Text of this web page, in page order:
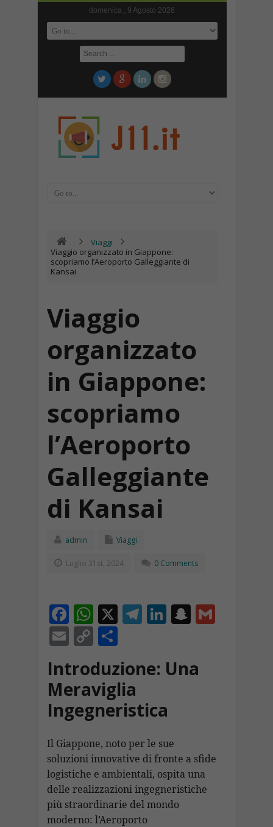
domenica , 9 Agosto 2026
Viaggi
Viaggio organizzato in Giappone:
scopriamo l’Aeroporto Galleggiante di
Kansai
Viaggio
organizzato
in Giappone:
scopriamo
l’Aeroporto
Galleggiante
di Kansai
admin Viaggi
Luglio 31st, 2024 0 Comments
F
ac
e
b
o
o
W
h
at
s
A
p
X T
gr
m
Li
e
n
S
p
G
E
ai
l
C
o
p
y
Li
k
C
o
n
di
vi
di
Introduzione: Una
Meraviglia
Ingegneristica
Il Giappone, noto per le sue
soluzioni innovative di fronte a sfide
logistiche e ambientali, ospita una
delle realizzazioni ingegneristiche
più straordinarie del mondo
moderno: l’Aeroporto